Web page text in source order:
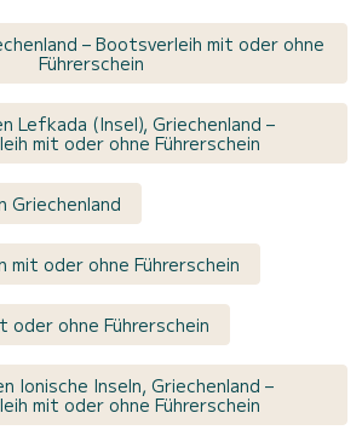
– Bootsverleih mit oder ohne
Führerschein
Lefkada (Insel), Griechenland –
mit oder ohne Führerschein
Griechenland
mit oder ohne Führerschein
oder ohne Führerschein
Ionische Inseln, Griechenland –
mit oder ohne Führerschein